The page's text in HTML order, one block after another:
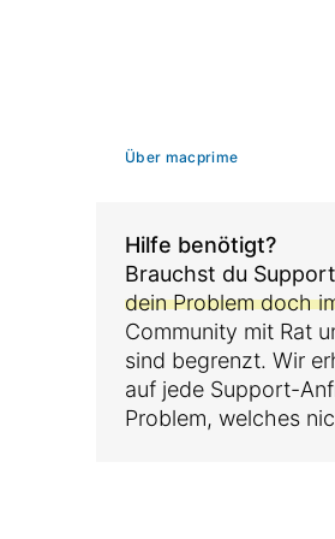
Über macprime
Hilfe benötigt?
Brauchst du
dein Problem doch
Community mit Rat
sind begrenzt. Wir
auf jede Support-
Problem, welches